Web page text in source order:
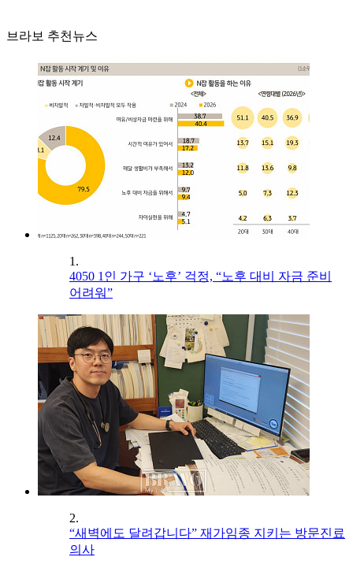
브라보 추천뉴스
1.
4050 1인 가구 ‘노후’ 걱정, “노후 대비 자금 준비
어려워”
2.
“새벽에도 달려갑니다” 재가임종 지키는 방문진료
의사